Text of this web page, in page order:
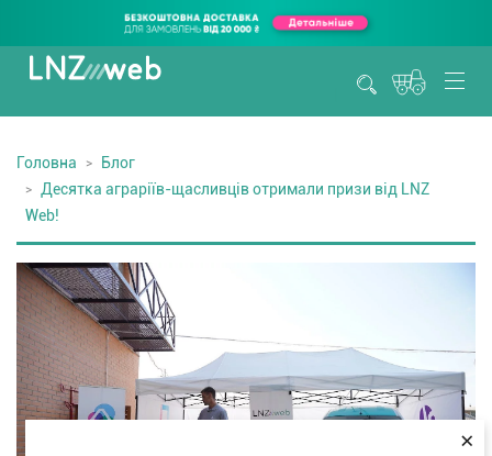
×
Головна
Блог
Десятка аграріїв-щасливців отримали призи від LNZ
Web!